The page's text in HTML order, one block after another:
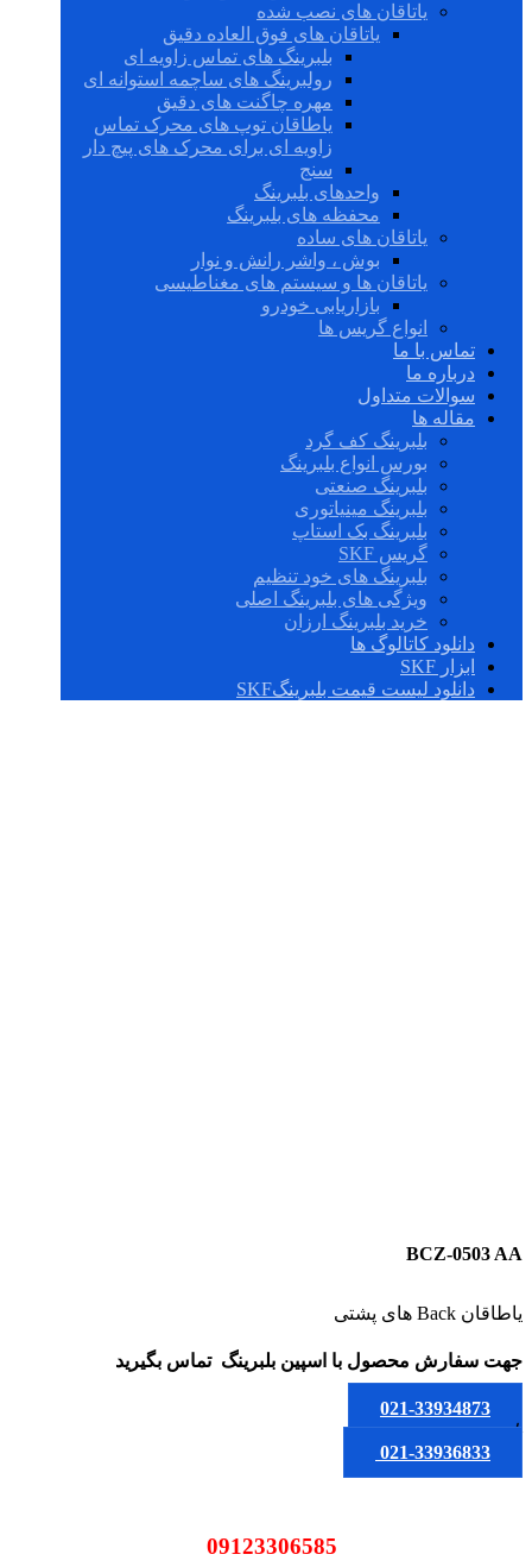
یاتاقان های نصب شده
یاتاقان های فوق العاده دقیق
بلبرینگ های تماس زاویه ای
رولبرینگ های ساچمه استوانه ای
مهره چاگنت های دقیق
یاطاقان توپ های محرک تماس
زاویه ای برای محرک های پیچ دار
سنج
واحدهای بلبرینگ
محفظه های بلبرینگ
یاتاقان های ساده
بوش ، واشر رانش و نوار
یاتاقان ها و سیستم های مغناطیسی
بازاریابی خودرو
انواع گریس ها
تماس با ما
درباره ما
سوالات متداول
مقاله ها
بلبرینگ کف گرد
بورس انواع بلبرینگ
بلبرینگ صنعتی
بلبرینگ مینیاتوری
بلبرینگ بک استاپ
گریس SKF
بلبرینگ های خود تنظیم
ویژگی های بلبرینگ اصلی
خرید بلبرینگ ارزان
دانلود کاتالوگ ها
ابزار SKF
دانلود لیست قیمت بلبرینگSKF
BCZ-0503 AA
یاطاقان Back های پشتی
جهت سفارش محصول با اسپین بلبرینگ تماس بگیرید
021-33934873
یا
021-33936833